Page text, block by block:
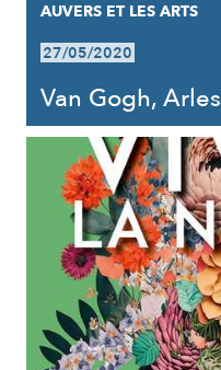
AUVERS ET LES ARTS
27/05/2020
Van Gogh,